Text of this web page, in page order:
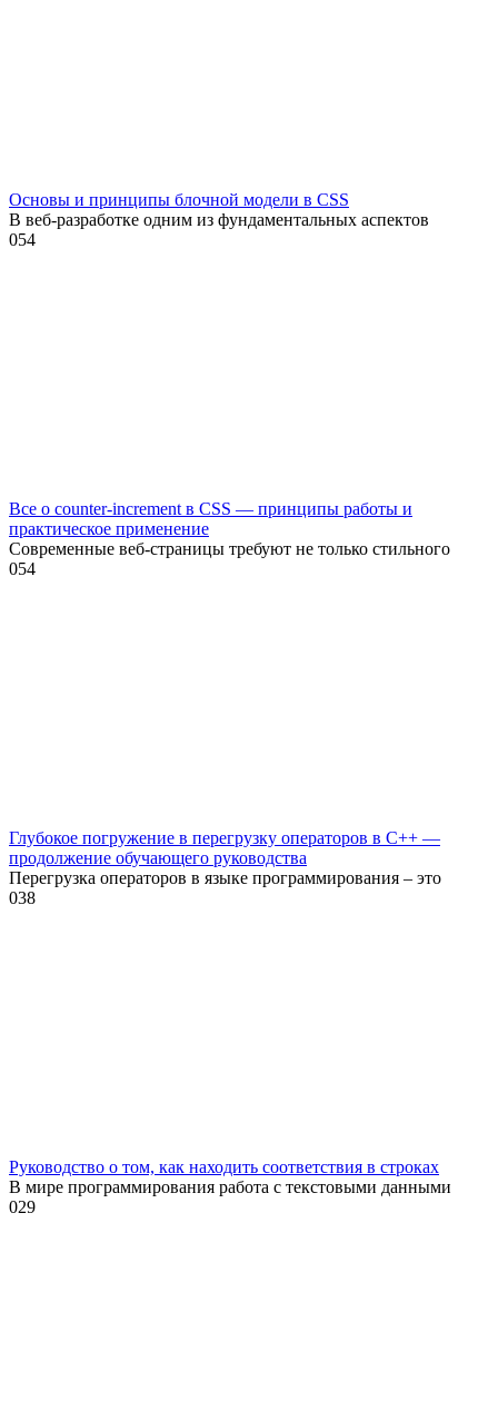
Основы и принципы блочной модели в CSS
В веб-разработке одним из фундаментальных аспектов
054
Все о counter-increment в CSS — принципы работы и
практическое применение
Современные веб-страницы требуют не только стильного
054
Глубокое погружение в перегрузку операторов в C++ —
продолжение обучающего руководства
Перегрузка операторов в языке программирования – это
038
Руководство о том, как находить соответствия в строках
В мире программирования работа с текстовыми данными
029